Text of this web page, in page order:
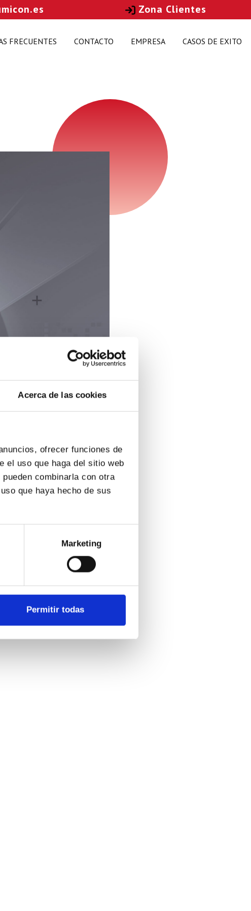
Acerca de las cookies
ofrecer funciones de
el uso que haga del sitio web
combinarla con otra
que haya hecho de sus
Marketing
Permitir todas
Zona Clientes
FRECUENTES CONTACTO EMPRESA CASOS DE EXITO